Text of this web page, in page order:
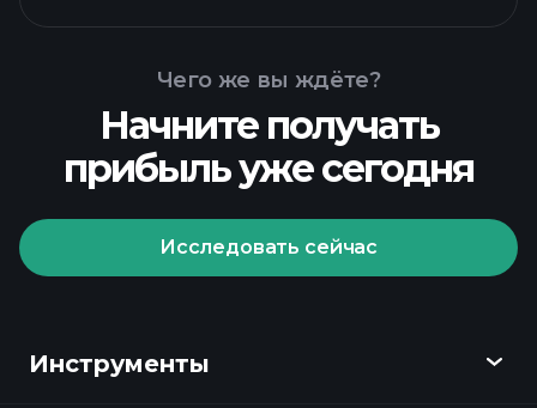
диаграмме GB00BWG05X55
Чего же вы ждёте?
Начните получать
прибыль уже сегодня
Исследовать сейчас
Инструменты